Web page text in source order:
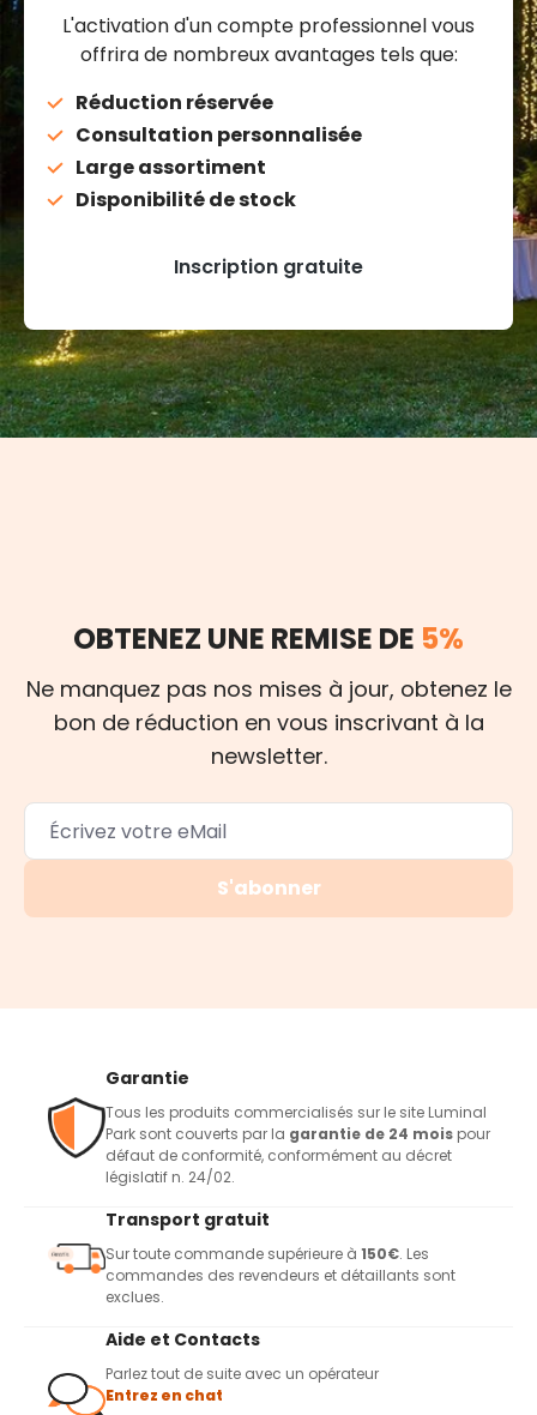
L'activation d'un compte professionnel vous
offrira de nombreux avantages tels que:
Réduction réservée
Consultation personnalisée
Large assortiment
Disponibilité de stock
Inscription gratuite
OBTENEZ UNE REMISE DE 5%
Ne manquez pas nos mises à jour, obtenez le
bon de réduction en vous inscrivant à la
newsletter.
S'abonner
Garantie
Tous les produits commercialisés sur le site Luminal
Park sont couverts par la garantie de 24 mois pour
défaut de conformité, conformément au décret
législatif n. 24/02.
Transport gratuit
Sur toute commande supérieure à 150€. Les
commandes des revendeurs et détaillants sont
exclues.
Aide et Contacts
Parlez tout de suite avec un opérateur
Entrez en chat